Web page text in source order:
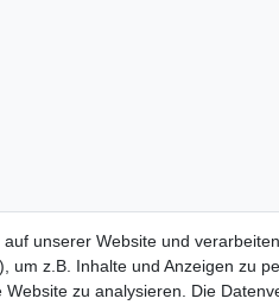
unserer Website und
um z.B. Inhalte und Anzeigen zu
zu analysieren. Die
AGB
unserer Website und
um z.B. Inhalte und Anzeigen zu
zu analysieren. Die